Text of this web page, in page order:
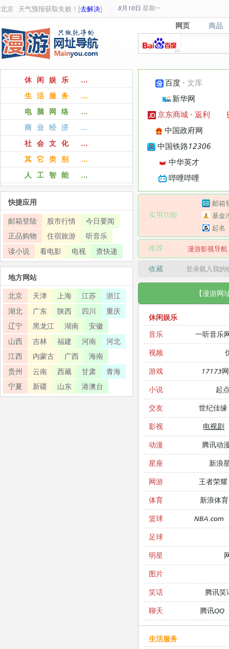
北京 天气预报获取失败！[去解决] 8月10日 星期一
网页
网页 商品
商品
百度 ·文库
新华网
京东商城 ·返利
中国政府网
中国铁路12306
中华英才
哔哩哔哩
实用功能
邮箱
基金
起名
推荐 漫游影视导航
收藏 登录载入我
【漫游网
休闲娱乐
音乐
一听音乐
视频
游戏 17173
小说 起
交友 世纪佳缘
影视 电视剧
动漫 腾讯动
星座 新浪
网游 王者荣耀
体育 新浪体育
篮球 NBA.com
足球
明星
图片
笑话 腾讯笑
聊天 腾讯QQ
生活服务
休闲娱乐 …
生活服务 …
电脑网络 …
商业经济 …
社会文化 …
其它类别 …
人工智能 …
快捷应用
邮箱登陆 股市行情
今日要闻
正品购物
住宿旅游
听音乐
读小说
看电影 电视 查快递
地方网站
北京 天津 上海 江苏
浙江
湖北
广东 陕西 四川
重庆
辽宁
黑龙江 湖南
安徽
山西
吉林 福建 河南
河北
江西
内蒙古 广西
海南
贵州
云南 西藏 甘肃
青海
宁夏
新疆 山东 港澳台